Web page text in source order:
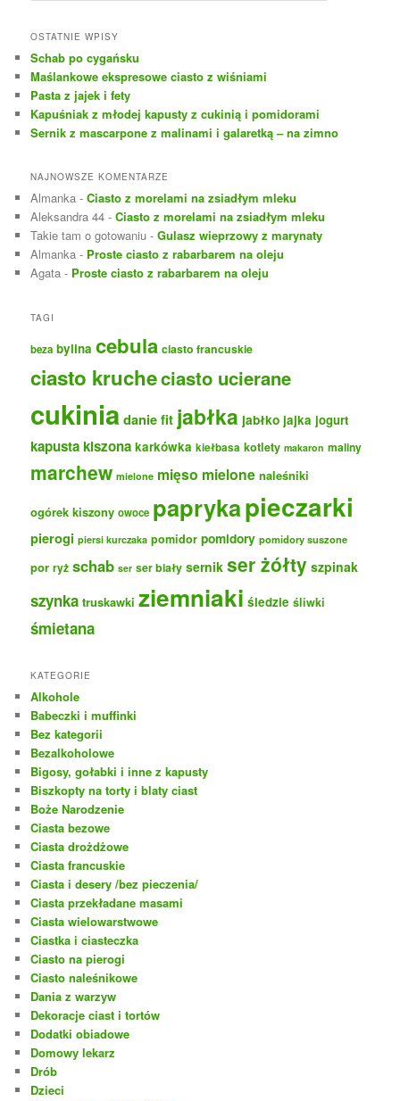
k
j
OSTATNIE WPISY
Schab po cygańsku
Maślankowe ekspresowe ciasto z wiśniami
Pasta z jajek i fety
Kapuśniak z młodej kapusty z cukinią i pomidorami
Sernik z mascarpone z malinami i galaretką – na zimno
NAJNOWSZE KOMENTARZE
Almanka -Ciasto z morelami na zsiadłym mleku
Aleksandra 44 -Ciasto z morelami na zsiadłym mleku
Takie tam o gotowaniu -Gulasz wieprzowy z marynaty
Almanka - Proste ciasto z rabarbarem na oleju
Agata - Proste ciasto z rabarbarem na oleju
TAGI
beza bylina cebula ciasto francuskie
ciasto krucheciasto ucierane
cukiniadanie fit jabłka jabłko jajka jogurt
kapusta kiszona karkówka kiełbasa kotlety makaron maliny
marchew mielone mięso mielone naleśniki
ogórek kiszony owoce paprykapieczarki
pierogi piersi kurczaka pomidor pomidory pomidory suszone
por ryż schab ser ser biały sernik ser żółty szpinak
szynka truskawki ziemniaki śledzie śliwki
śmietana
KATEGORIE
Alkohole
Babeczki i muffinki
Bez kategorii
Bezalkoholowe
Bigosy, gołabki i inne z kapusty
Biszkopty na torty i blaty ciast
Boże Narodzenie
Ciasta bezowe
Ciasta drożdżowe
Ciasta francuskie
Ciasta i desery /bez pieczenia/
Ciasta przekładane masami
Ciasta wielowarstwowe
Ciastka i ciasteczka
Ciasto na pierogi
Ciasto naleśnikowe
Dania z warzyw
Dekoracje ciast i tortów
Dodatki obiadowe
Domowy lekarz
Drób
Dzieci